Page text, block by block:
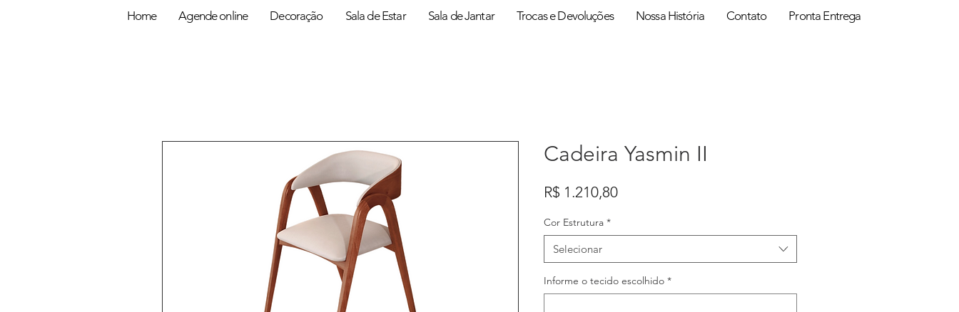
Home Agende online Decoração Sala de Estar Sala de Jantar Trocas e Devoluções Nossa História Contato Pronta Entrega
Cadeira Yasmin II
R$ 1.210,80Preço
Cor Estrutura *
Selecionar
Informe o tecido escolhido *